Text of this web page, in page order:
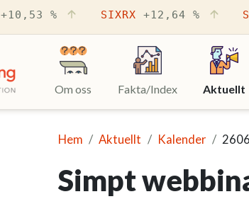
+10,53 % SIXRX +12,64 %
Om oss Fakta/Index Aktuellt
Hem Aktuellt Kalender
Simpt